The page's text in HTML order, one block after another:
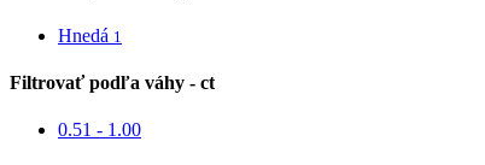
Hnedá 1
Filtrovať podľa váhy - ct
0.51 - 1.00